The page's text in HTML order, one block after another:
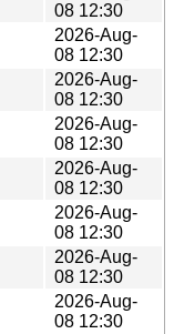
08 12:30
2026-Aug-
08 12:30
2026-Aug-
08 12:30
2026-Aug-
08 12:30
2026-Aug-
08 12:30
2026-Aug-
08 12:30
2026-Aug-
08 12:30
2026-Aug-
08 12:30